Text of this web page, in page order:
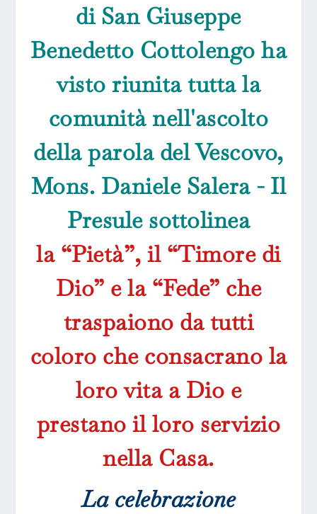
di San Giuseppe
Benedetto Cottolengo ha
visto riunita tutta la
comunità nell'ascolto
della parola del Vescovo,
Mons. Daniele Salera - Il
Presule sottolinea
la “Pietà”, il “Timore di
Dio” e la “Fede” che
traspaiono da tutti
coloro che consacrano la
loro vita a Dio e
prestano il loro servizio
nella Casa.
La celebrazione